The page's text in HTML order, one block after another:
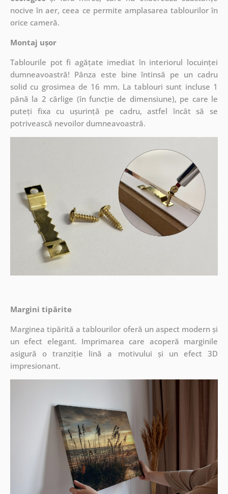
nocive în aer, ceea ce permite amplasarea tablourilor în
orice cameră.
Montaj ușor
Tablourile pot fi agățate imediat în interiorul locuinței
dumneavoastră! Pânza este bine întinsă pe un cadru
solid cu grosimea de 16 mm. La tablouri sunt incluse 1
până la 2 cârlige (în funcție de dimensiune), pe care le
puteți fixa cu ușurință pe cadru, astfel încât să se
potrivească nevoilor dumneavoastră.
Margini tipărite
Marginea tipărită a tablourilor oferă un aspect modern și
un efect elegant. Imprimarea care acoperă marginile
asigură o tranziție lină a motivului și un efect 3D
impresionant.